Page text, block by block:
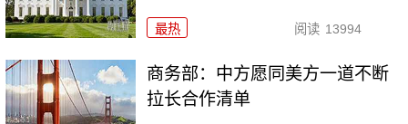
最热 阅读 13994
商务部：中方愿同美方一道不断
拉长合作清单